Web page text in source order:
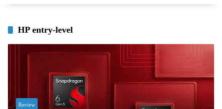
HP entry-level
Review